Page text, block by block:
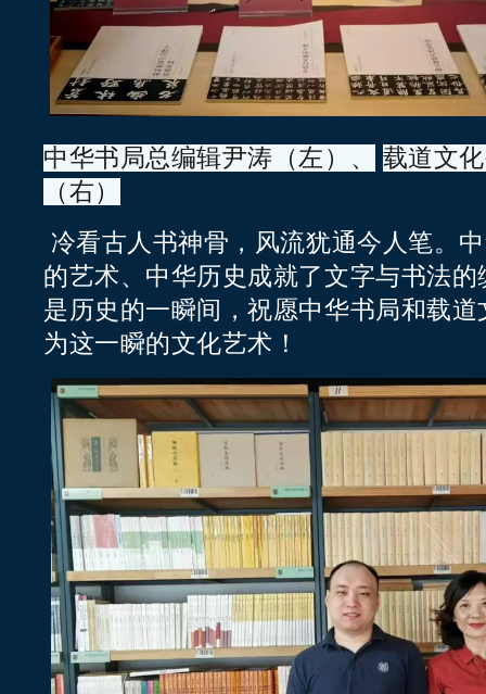
中华书局总编辑尹涛（左）、
载道文
（右）
冷看古人书神骨，风流犹通今人笔。
的艺术、中华历史成就了文字与书法
是历史的一瞬间，祝愿中华书局和载
为这一瞬的文化艺术！